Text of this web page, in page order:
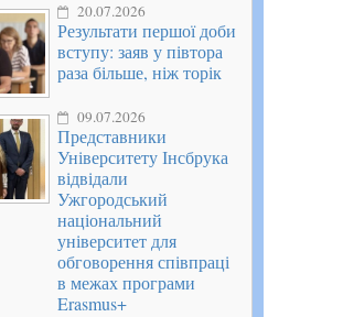
20.07.2026
Результати першої доби
вступу: заяв у півтора
раза більше, ніж торік
09.07.2026
Представники
Університету Інсбрука
відвідали
Ужгородський
національний
університет для
обговорення співпраці
в межах програми
Erasmus+